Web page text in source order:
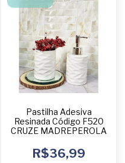
Pastilha Adesiva
Resinada Código F520
CRUZE MADREPEROLA
R$36,99